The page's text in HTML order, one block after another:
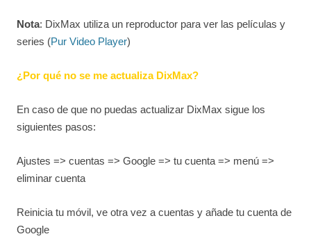
Nota: DixMax utiliza un reproductor para ver las películas y
series (Pur Video Player)
¿Por qué no se me actualiza DixMax?
En caso de que no puedas actualizar DixMax sigue los
siguientes pasos:
Ajustes => cuentas => Google => tu cuenta => menú =>
eliminar cuenta
Reinicia tu móvil, ve otra vez a cuentas y añade tu cuenta de
Google